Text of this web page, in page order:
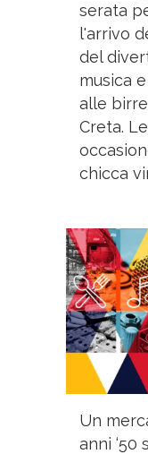
serata
l'arrivo
del
musica
alle
Creta.
chicca
Un
anni ‘50